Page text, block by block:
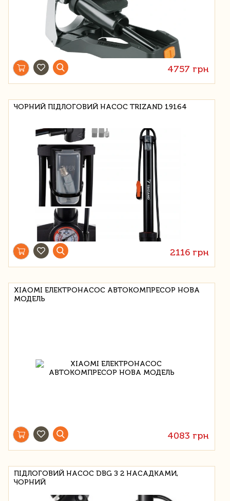
4757 грн
ЧОРНИЙ ПІДЛОГОВИЙ НАСОС TRIZAND 19164
2116 грн
XIAOMI ЕЛЕКТРОНАСОС АВТОКОМПРЕСОР НОВА
МОДЕЛЬ
4083 грн
ПІДЛОГОВИЙ НАСОС DBG З 2 НАСАДКАМИ,
ЧОРНИЙ